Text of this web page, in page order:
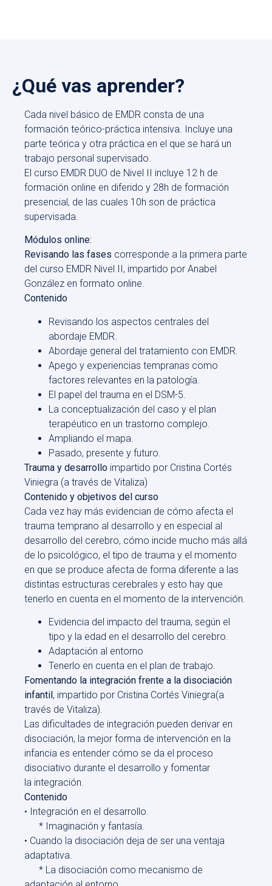
¿Qué vas aprender?
Cada nivel básico de EMDR consta de una
formación teórico-práctica intensiva. Incluye una
parte teórica y otra práctica en el que se hará un
trabajo personal supervisado.
El curso EMDR DUO de Nivel II incluye 12 h de
formación online en diferido y 28h de formación
presencial, de las cuales 10h son de práctica
supervisada.
Módulos online:
Revisando las fases corresponde a la primera parte
del curso EMDR Nivel II, impartido por Anabel
González en formato online.
Contenido
Revisando los aspectos centrales del
abordaje EMDR.
Abordaje general del tratamiento con EMDR.
Apego y experiencias tempranas como
factores relevantes en la patología.
El papel del trauma en el DSM-5.
La conceptualización del caso y el plan
terapéutico en un trastorno complejo.
Ampliando el mapa.
Pasado, presente y futuro.
Trauma y desarrollo impartido por Cristina Cortés
Viniegra (a través de Vitaliza)
Contenido y objetivos del curso
Cada vez hay más evidencian de cómo afecta el
trauma temprano al desarrollo y en especial al
desarrollo del cerebro, cómo incide mucho más allá
de lo psicológico, el tipo de trauma y el momento
en que se produce afecta de forma diferente a las
distintas estructuras cerebrales y esto hay que
tenerlo en cuenta en el momento de la intervención.
Evidencia del impacto del trauma, según el
tipo y la edad en el desarrollo del cerebro.
Adaptación al entorno
Tenerlo en cuenta en el plan de trabajo.
Fomentando la integración frente a la disociación
infantil , impartido por Cristina Cortés Viniegra(a
través de Vitaliza).
Las dificultades de integración pueden derivar en
disociación, la mejor forma de intervención en la
infancia es entender cómo se da el proceso
disociativo durante el desarrollo y fomentar
la integración.
Contenido
• Integración en el desarrollo.
* Imaginación y fantasía.
• Cuando la disociación deja de ser una ventaja
adaptativa.
* La disociación como mecanismo de